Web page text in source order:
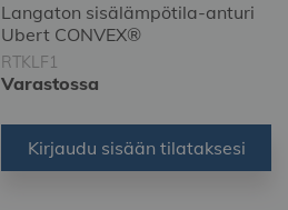
Langaton sisälämpötila-anturi
Ubert CONVEX®
RTKLF1
Varastossa
Kirjaudu sisään tilataksesi